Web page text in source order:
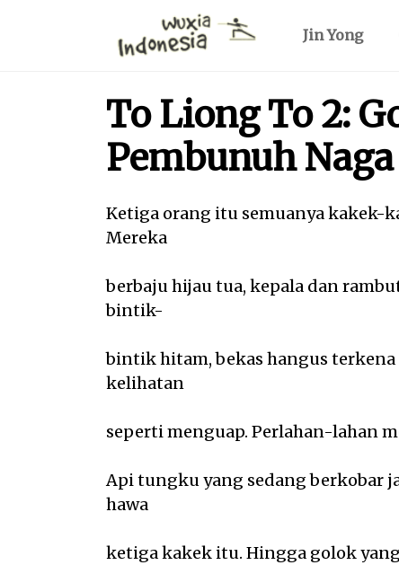
Jin Yong
To Liong To 2:
Pembunuh Naga
Ketiga orang itu semuanya kakek-
Mereka
berbaju hijau tua, kepala dan
bintik-
bintik hitam, bekas hangus terkena
kelihatan
seperti menguap. Perlahan-lahan
Api tungku yang sedang berkobar
hawa
ketiga kakek itu. Hingga golok